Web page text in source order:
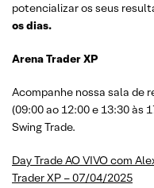
potencializar os seus
os dias.
Arena Trader XP
Acompanhe nossa sala de
(09:00 ao 12:00 e 13:30 às
Swing Trade.
Day Trade AO VIVO com
Trader XP – 07/04/2025